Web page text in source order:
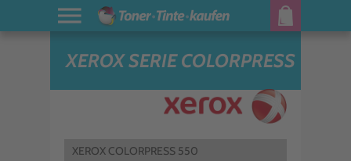
XEROX SERIE COLORPRESS
XEROX COLORPRESS 550